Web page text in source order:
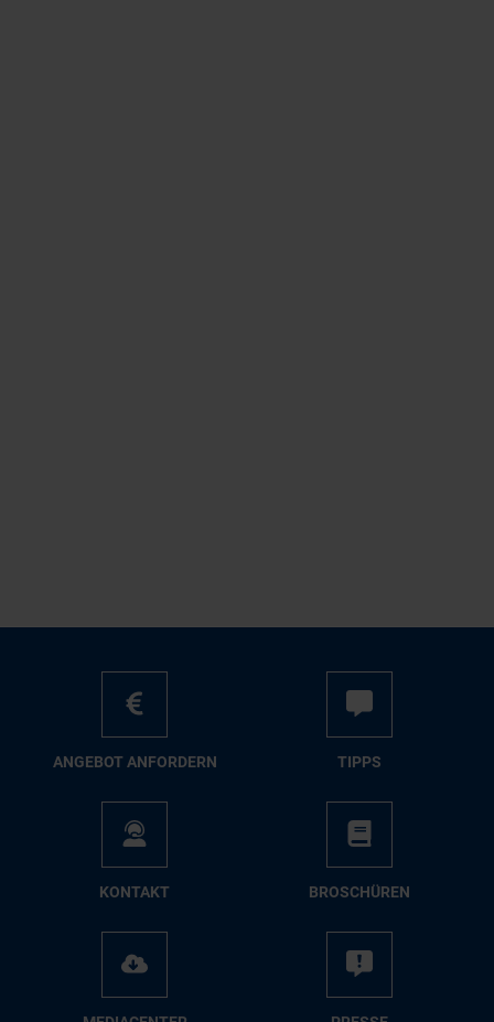
AN­GE­BOT AN­FOR­DERN TIPPS
KON­TAKT BRO­SCHÜ­REN